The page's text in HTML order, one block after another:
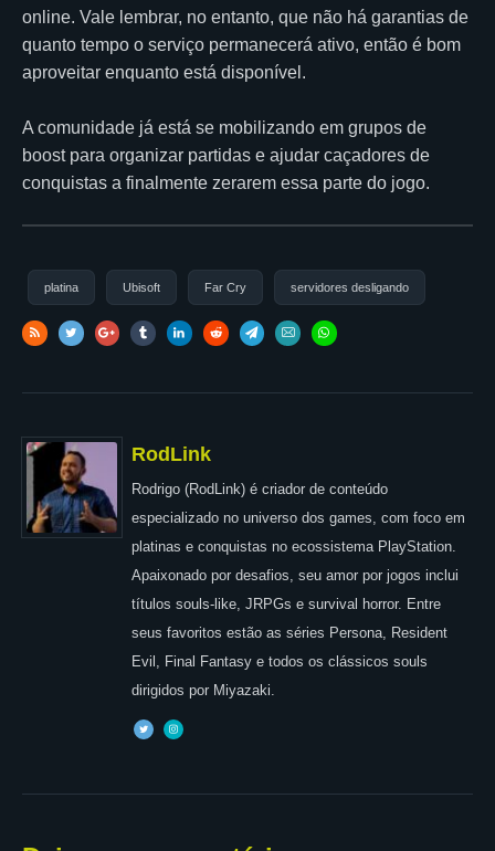
online. Vale lembrar, no entanto, que não há garantias de
quanto tempo o serviço permanecerá ativo, então é bom
aproveitar enquanto está disponível.
A comunidade já está se mobilizando em grupos de
boost para organizar partidas e ajudar caçadores de
conquistas a finalmente zerarem essa parte do jogo.
platina Ubisoft Far Cry servidores desligando
RodLink
Rodrigo (RodLink) é criador de conteúdo
especializado no universo dos games, com foco em
platinas e conquistas no ecossistema PlayStation.
Apaixonado por desafios, seu amor por jogos inclui
títulos souls-like, JRPGs e survival horror. Entre
seus favoritos estão as séries Persona, Resident
Evil, Final Fantasy e todos os clássicos souls
dirigidos por Miyazaki.